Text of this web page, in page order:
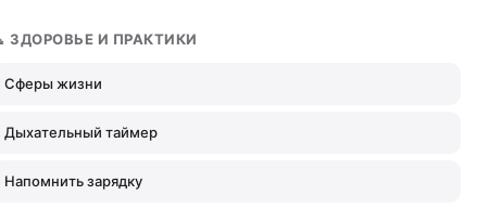
ЗДОРОВЬЕ И ПРАКТИКИ
Сферы жизни
Дыхательный таймер
Напомнить зарядку